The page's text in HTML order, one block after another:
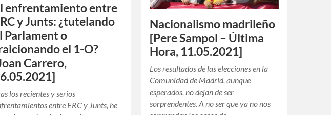
enfrentamiento entre
y Junts: ¿tutelando
Parlament o
el 1-O?
Carrero,
los recientes y serios
entre ERC y Junts, he
Nacionalismo madrileño
[Pere Sampol – Última
Hora, 11.05.2021]
Los resultados de las elecciones en la
Comunidad de Madrid, aunque
esperados, no dejan de ser
sorprendentes. A no ser que ya no nos